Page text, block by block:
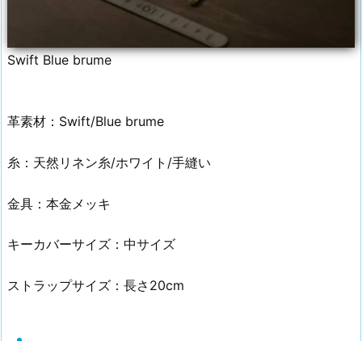
Swift Blue brume
革素材：Swift/Blue brume
糸：天然リネン糸/ホワイト/手縫い
金具：本金メッキ
キーカバーサイズ：中サイズ
ストラップサイズ：長さ20cm